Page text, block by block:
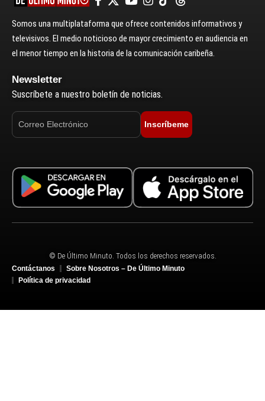
Somos una multiplataforma que ofrece contenidos informativos y
televisivos. El medio noticioso de mayor crecimiento en audiencia en
el menor tiempo en la historia de la comunicación caribeña.
Newsletter
Suscríbete a nuestro boletín de noticias.
Inscríbeme
© De Último Minuto. Todos los derechos reservados.
Contáctanos
Sobre Nosotros – De Último Minuto
Política de privacidad